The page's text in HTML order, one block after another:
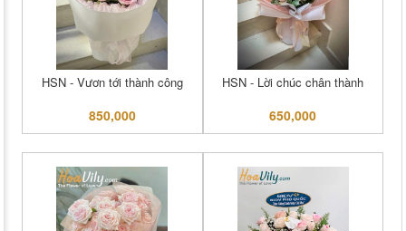
HSN - Vươn tới thành công
850,000
HSN - Lời chúc chân thành
650,000